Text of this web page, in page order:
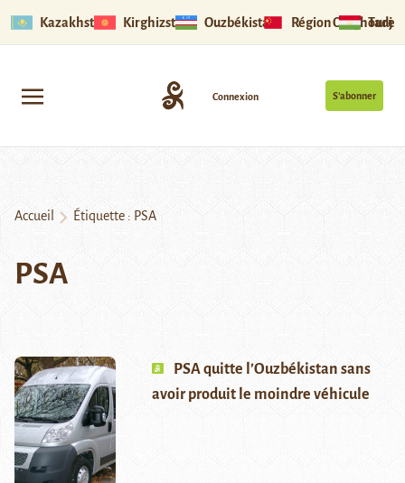
Kazakhstan Kirghizstan Ouzbékistan Région Ouïghoure
S’abonner
Connexion
Accueil Étiquette : PSA
PSA
PSA quitte l’Ouzbékistan sans
avoir produit le moindre véhicule